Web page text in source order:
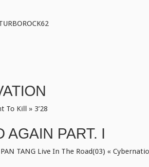
To Kill » 3’28
AGAIN PART. I
PAN TANG Live In The Road(03) «